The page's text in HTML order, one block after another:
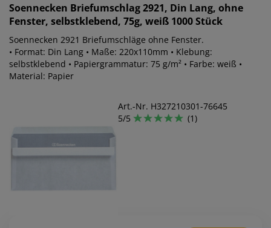
Soennecken Briefumschlag 2921, Din Lang, ohne
Fenster, selbstklebend, 75g, weiß 1000 Stück
Soennecken 2921 Briefumschläge ohne Fenster.
• Format: Din Lang • Maße: 220x110mm • Klebung:
selbstklebend • Papiergrammatur: 75 g/m² • Farbe: weiß •
Material: Papier
Art.-Nr. H327210301-76645
5/5
(1)